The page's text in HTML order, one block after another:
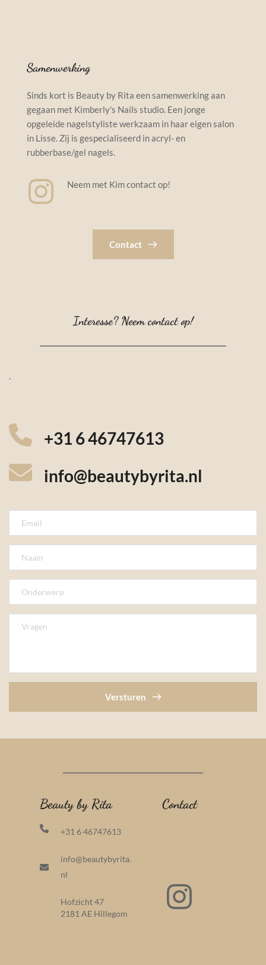
Samenwerking
Sinds kort is Beauty by Rita een samenwerking aan
gegaan met Kimberly's Nails studio. Een jonge
opgeleide nagelstyliste werkzaam in haar eigen salon
in Lisse. Zij is gespecialiseerd in acryl- en
rubberbase/gel nagels.
Neem met Kim contact op!
Contact
Interesse? Neem contact op!
.
+31 6 46747613
info@beautybyrita.nl
Versturen
Beauty by Rita
+31 6 46747613
info@beautybyrita.
nl
Hofzicht 47
2181 AE Hillegom
Contact